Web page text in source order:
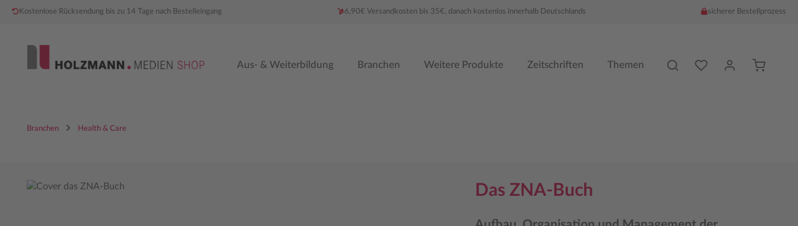
Kostenlose Rücksendung bis zu 14 Tage nach Bestelleingang 6,90€ Versandkosten bis 35€, danach kostenlos innerhalb Deutschlands sicherer Bestellprozess
Aus- & Weiterbildung Branchen Weitere Produkte Zeitschriften Themen Du hast %counter%
Branchen Health & Care
Bildergalerie überspringen Das ZNA-Buch